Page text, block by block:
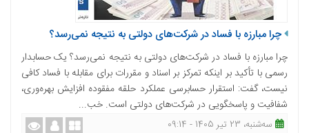
چرا مبارزه با فساد در شرکت‌های دولتی به نتیجه نمی‌رسد؟
چرا مبارزه با فساد در شرکت‌های دولتی به نتیجه نمی‌رسد؟ یک حسابدار
رسمی با تأکید بر اینکه تمرکز بر اسناد و مقررات برای مقابله با فساد کافی
نیست، گفت: استقرار حسابرسی عملکرد حلقه مفقوده افزایش بهره‌وری،
شفافیت و پاسخگویی در شرکت‌های دولتی است. خب...
ﺳﻪشنبه، 23 تیر 1405 - 09:14